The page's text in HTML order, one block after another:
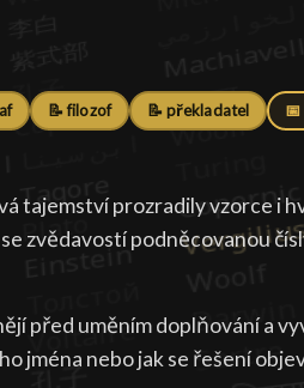
📝 filozof 📝 překladatel
tajemství prozradily vzorce i
zvědavostí podněcovanou
před uměním doplňování a
jména nebo jak se řešení